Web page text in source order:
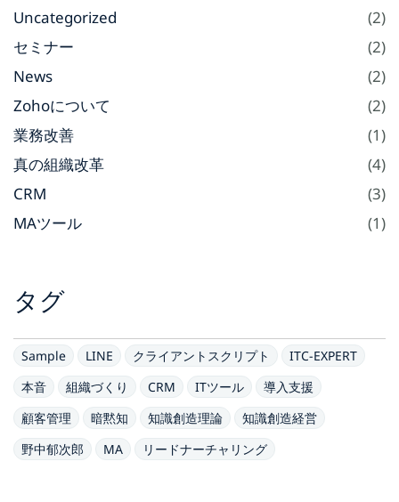
Uncategorized
(2)
セミナー
(2)
News
(2)
Zohoについて
(2)
業務改善
(1)
真の組織改革
(4)
CRM
(3)
MAツール
(1)
タグ
Sample LINE クライアントスクリプト
ITC-EXPERT
本音
組織づくり CRM ITツール
導入支援
顧客管理
暗黙知 知識創造理論
知識創造経営
野中郁次郎
MA リードナーチャリング